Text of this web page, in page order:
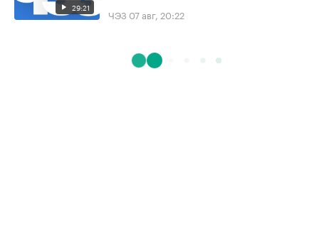
29:21 ЧЭЗ 07 авг, 20:22